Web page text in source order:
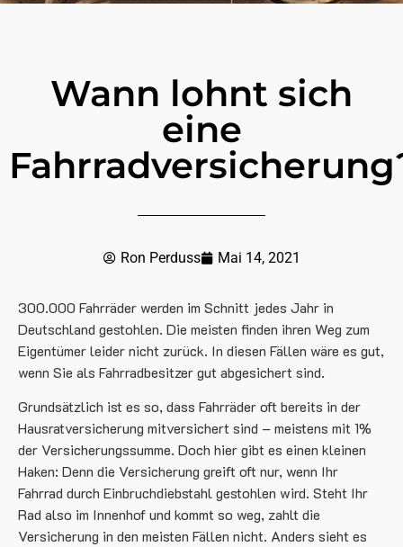
Wann lohnt sich
eine
Ron Perduss Mai 14, 2021
300.000 Fahrräder werden im Schnitt jedes Jahr in
Deutschland gestohlen. Die meisten finden ihren Weg zum
Eigentümer leider nicht zurück. In diesen Fällen wäre es gut,
wenn Sie als Fahrradbesitzer gut abgesichert sind.
Grundsätzlich ist es so, dass Fahrräder oft bereits in der
Hausratversicherung mitversichert sind – meistens mit 1%
der Versicherungssumme. Doch hier gibt es einen kleinen
Haken: Denn die Versicherung greift oft nur, wenn Ihr
Fahrrad durch Einbruchdiebstahl gestohlen wird. Steht Ihr
Rad also im Innenhof und kommt so weg, zahlt die
Versicherung in den meisten Fällen nicht. Anders sieht es